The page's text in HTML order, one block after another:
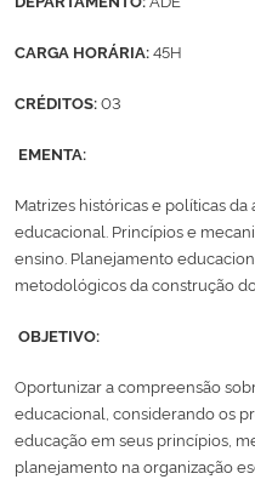
Ministério de Minas e Energia
Ministério da Ciência, Tecnologia,
Ministério do Meio Ambiente
Ministério do Turismo
Ministério do Desenvolvimento
Controladoria-Geral da União
CARGA HORÁRIA:45H
CRÉDITOS:03
EMENTA:
Matrizes históricas e políticas
educacional. Princípios e
ensino. Planejamento
metodológicos da construção
OBJETIVO:
Oportunizar a compreensão
educacional, considerando os
educação em seus princípios,
planejamento na organização